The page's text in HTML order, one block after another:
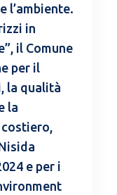
l’ambiente.
in
il Comune
per il
la qualità
la
e per i